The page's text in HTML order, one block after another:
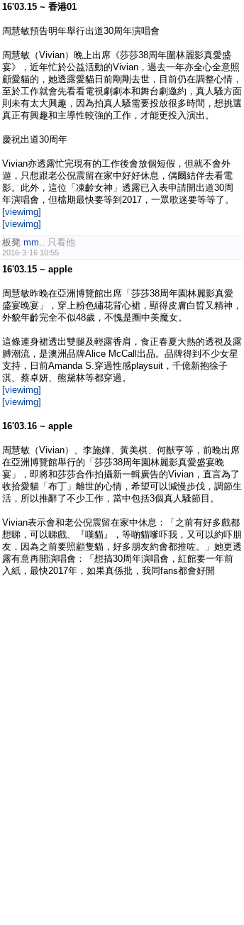
16'03.15 ~ 香港01
周慧敏預告明年舉行出道30周年演唱會
周慧敏（Vivian）晚上出席《莎莎38周年圍林麗影真愛盛
宴》，近年忙於公益活動的Vivian，過去一年亦全心全意照
顧愛貓的，她透露愛貓日前剛剛去世，目前仍在調整心情，
至於工作就會先看看電視劇劇本和舞台劇邀約，真人騷方面
則未有太大興趣，因為拍真人騷需要投放很多時間，想挑選
真正有興趣和主導性較強的工作，才能更投入演出。
慶祝出道30周年
Vivian亦透露忙完現有的工作後會放個短假，但就不會外
遊，只想跟老公倪震留在家中好好休息，偶爾結伴去看電
影。此外，這位「凍齡女神」透露已入表申請開出道30周
年演唱會，但檔期最快要等到2017，一眾歌迷要等等了。
[viewimg]
[viewimg]
板凳 mm.. 只看他
2016-3-16 10:55
16'03.15 ~ apple
周慧敏昨晚在亞洲博覽館出席「莎莎38周年園林麗影真愛
盛宴晚宴」，穿上粉色繡花背心裙，顯得皮膚白晢又精神，
外貌年齡完全不似48歲，不愧是圈中美魔女。
這條連身裙透出雙腿及輕露香肩，食正春夏大熱的透視及露
膊潮流，是澳洲品牌Alice McCall出品。品牌得到不少女星
支持，日前Amanda S.穿過性感playsuit，千億新抱徐子
淇、蔡卓妍、熊黛林等都穿過。
[viewimg]
[viewimg]
16'03.16 ~ apple
周慧敏（Vivian）、李施嬅、黃美棋、何猷亨等，前晚出席
在亞洲博覽館舉行的「莎莎38周年園林麗影真愛盛宴晚
宴」，即將和莎莎合作拍攝新一輯廣告的Vivian，直言為了
收拾愛貓「布丁」離世的心情，希望可以減慢步伐，調節生
活，所以推辭了不少工作，當中包括3個真人騷節目。
Vivian表示會和老公倪震留在家中休息：「之前有好多戲都
想睇，可以睇戲、『嘆貓』，等啲貓嗲吓我，又可以約吓朋
友．因為之前要照顧隻貓，好多朋友約會都推咗。」她更透
露有意再開演唱會：「想搞30周年演唱會，紅館要一年前
入紙，最快2017年，如果真係批，我同fans都會好開